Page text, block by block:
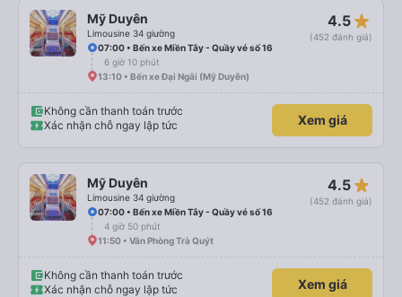
Mỹ Duyên
Limousine 34 giường
4.5 star_rate
(452 đánh giá)
07:00 • Bến xe Miền Tây - Quầy vé số 16
6 giờ 10 phút
13:10 • Bến xe Đại Ngãi (Mỹ Duyên)
Không cần thanh toán trước
Xác nhận chỗ ngay lập tức
Xem giá
Mỹ Duyên
Limousine 34 giường
4.5 star_rate
(452 đánh giá)
07:00 • Bến xe Miền Tây - Quầy vé số 16
4 giờ 50 phút
11:50 • Văn Phòng Trà Quýt
Không cần thanh toán trước
Xác nhận chỗ ngay lập tức
Xem giá